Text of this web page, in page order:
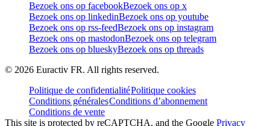
Bezoek ons op facebookBezoek ons op x
Bezoek ons op linkedinBezoek ons op youtube
Bezoek ons op rss-feedBezoek ons op instagram
Bezoek ons op mastodonBezoek ons op telegram
Bezoek ons op blueskyBezoek ons op threads
© 2026 Euractiv FR. All rights reserved.
Politique de confidentialitéPolitique cookies
Conditions généralesConditions d’abonnement
Conditions de vente
This site is protected by reCAPTCHA, and the Google Privacy